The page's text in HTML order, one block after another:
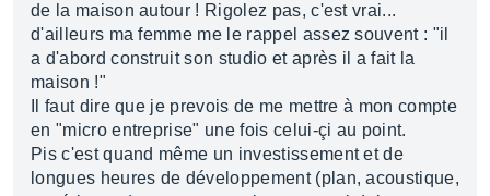
de la maison autour ! Rigolez pas, c'est vrai...
d'ailleurs ma femme me le rappel assez souvent : "il
a d'abord construit son studio et après il a fait la
maison !"
Il faut dire que je prevois de me mettre à mon compte
en "micro entreprise" une fois celui-çi au point.
Pis c'est quand même un investissement et de
longues heures de développement (plan, acoustique,